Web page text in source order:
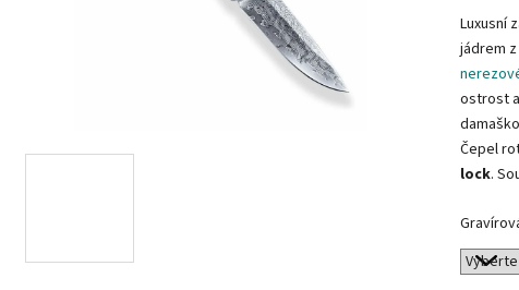
Luxusní
jádrem
ostrost
Čepel
lock.